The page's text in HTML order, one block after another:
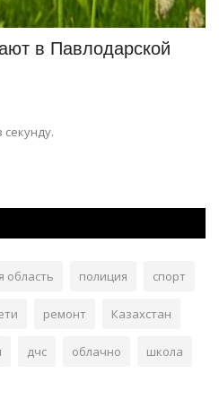
в Павлодарской
область полиция спорт
ремонт Казахстан
дчс облачно школа